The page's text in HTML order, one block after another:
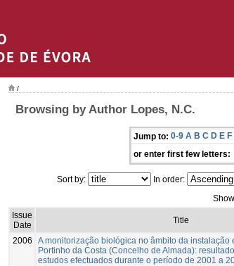
/
Browsing by Author Lopes, N.C.
Jump to: 0-9 A B C D E F
or enter first few letters:
Sort by: In order:
Issue
Date
Title
2006
A monitorização biológica no âmbito da instalação
Portinho da Costa (Concelho de Almada):
estudos efectuados durante o período de 2001 a